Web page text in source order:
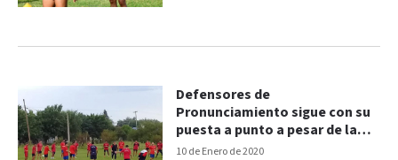
10 de Enero de 2020
Defensores de
Pronunciamiento sigue con su
puesta a punto a pesar de la
lluvia